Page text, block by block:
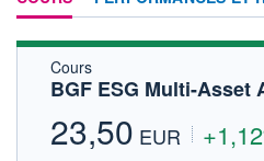
Cours
BGF ESG Multi-Asset
23,50 EUR